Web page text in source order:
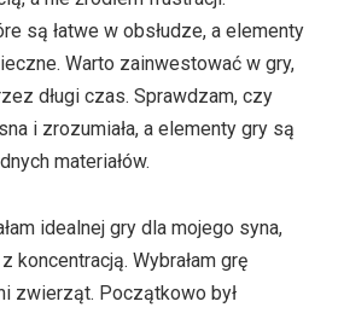
są łatwe w obsłudze, a elementy
Warto zainwestować w gry,
długi czas. Sprawdzam, czy
i zrozumiała, a elementy gry są
materiałów.
idealnej gry dla mojego syna,
koncentracją. Wybrałam grę
zwierząt. Początkowo był